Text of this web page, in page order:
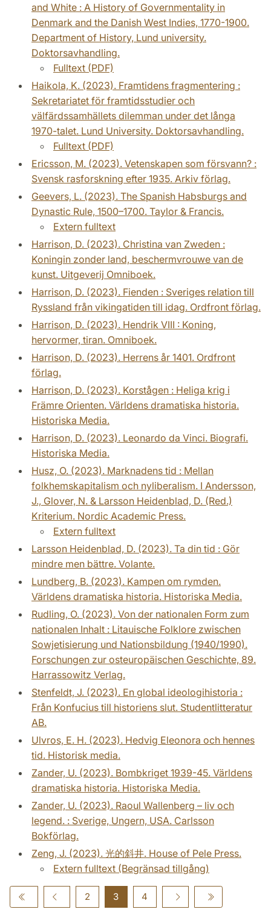
and White : A History of Governmentality in
Denmark and the Danish West Indies, 1770-1900.
Department of History, Lund university.
Doktorsavhandling.
Fulltext (PDF)
Haikola, K. (2023). Framtidens fragmentering :
Sekretariatet för framtidsstudier och
välfärdssamhällets dilemman under det långa
1970-talet. Lund University. Doktorsavhandling.
Fulltext (PDF)
Ericsson, M. (2023). Vetenskapen som försvann? :
Svensk rasforskning efter 1935. Arkiv förlag.
Geevers, L. (2023). The Spanish Habsburgs and
Dynastic Rule, 1500–1700. Taylor & Francis.
Extern fulltext
Harrison, D. (2023). Christina van Zweden :
Koningin zonder land, beschermvrouwe van de
kunst. Uitgeverij Omniboek.
Harrison, D. (2023). Fienden : Sveriges relation till
Ryssland från vikingatiden till idag. Ordfront förlag.
Harrison, D. (2023). Hendrik VIII : Koning,
hervormer, tiran. Omniboek.
Harrison, D. (2023). Herrens år 1401. Ordfront
förlag.
Harrison, D. (2023). Korstågen : Heliga krig i
Främre Orienten. Världens dramatiska historia.
Historiska Media.
Harrison, D. (2023). Leonardo da Vinci. Biografi.
Historiska Media.
Husz, O. (2023). Marknadens tid : Mellan
folkhemskapitalism och nyliberalism. I Andersson,
J., Glover, N. & Larsson Heidenblad, D. (Red.)
Kriterium. Nordic Academic Press.
Extern fulltext
Larsson Heidenblad, D. (2023). Ta din tid : Gör
mindre men bättre. Volante.
Lundberg, B. (2023). Kampen om rymden.
Världens dramatiska historia. Historiska Media.
Rudling, O. (2023). Von der nationalen Form zum
nationalen Inhalt : Litauische Folklore zwischen
Sowjetisierung und Nationsbildung (1940/1990).
Forschungen zur osteuropäischen Geschichte, 89.
Harrassowitz Verlag.
Stenfeldt, J. (2023). En global ideologihistoria :
Från Konfucius till historiens slut. Studentlitteratur
AB.
Ulvros, E. H. (2023). Hedvig Eleonora och hennes
tid. Historisk media.
Zander, U. (2023). Bombkriget 1939-45. Världens
dramatiska historia. Historiska Media.
Zander, U. (2023). Raoul Wallenberg – liv och
legend. : Sverige, Ungern, USA. Carlsson
Bokförlag.
Zeng, J. (2023). 光的斜井. House of Pele Press.
Extern fulltext (Begränsad tillgång)
2 3 4